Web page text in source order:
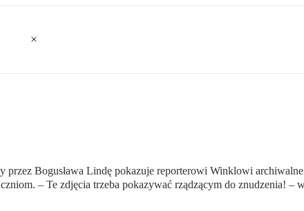
Bogusława Lindę pokazuje reporterowi Winklowi
– Te zdjęcia trzeba pokazywać rządzącym do znudzenia!